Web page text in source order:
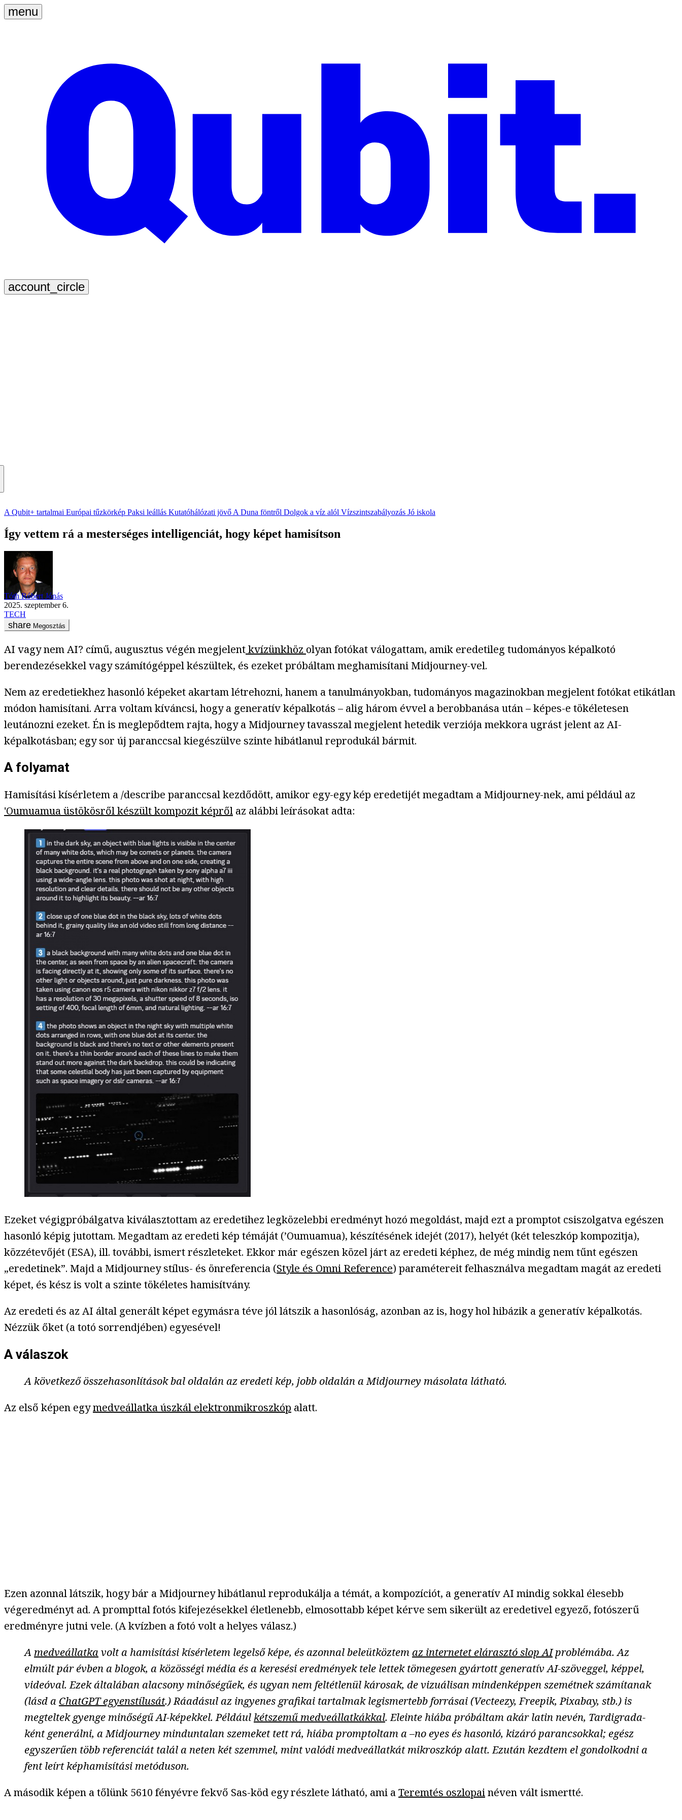
A Qubit+ tartalmai Európai tűzkörkép Paksi leállás Kutatóhálózati jövő A Duna föntről Dolgok a víz alól Vízszintszabályozás Jó iskola
Így vettem rá a mesterséges intelligenciát, hogy képet hamisítson
Tóth Róbert Jónás
2025. szeptember 6.
TECH
Megosztás
AI vagy nem AI? című, augusztus végén megjelentkvízünkhöz olyan fotókat válogattam, amik eredetileg tudományos képalkotó
berendezésekkel vagy számítógéppel készültek, és ezeket próbáltam meghamisítani Midjourney-vel.
Nem az eredetiekhez hasonló képeket akartam létrehozni, hanem a tanulmányokban, tudományos magazinokban megjelent fotókat etikátlan
módon hamisítani. Arra voltam kíváncsi, hogy a generatív képalkotás – alig három évvel a berobbanása után – képes-e tökéletesen
leutánozni ezeket. Én is meglepődtem rajta, hogy a Midjourney tavasszal megjelent hetedik verziója mekkora ugrást jelent az AI-
képalkotásban; egy sor új paranccsal kiegészülve szinte hibátlanul reprodukál bármit.
A folyamat
Hamisítási kísérletem a /describe paranccsal kezdődött, amikor egy-egy kép eredetijét megadtam a Midjourney-nek, ami például az
'Oumuamua üstökösről készült kompozit képről az alábbi leírásokat adta:
Ezeket végigpróbálgatva kiválasztottam az eredetihez legközelebbi eredményt hozó megoldást, majd ezt a promptot csiszolgatva egészen
hasonló képig jutottam. Megadtam az eredeti kép témáját (’Oumuamua), készítésének idejét (2017), helyét (két teleszkóp kompozitja),
közzétevőjét (ESA), ill. további, ismert részleteket. Ekkor már egészen közel járt az eredeti képhez, de még mindig nem tűnt egészen
„eredetinek”. Majd a Midjourney stílus- és önreferencia (Style és Omni Reference) paramétereit felhasználva megadtam magát az eredeti
képet, és kész is volt a szinte tökéletes hamisítvány.
Az eredeti és az AI által generált képet egymásra téve jól látszik a hasonlóság, azonban az is, hogy hol hibázik a generatív képalkotás.
Nézzük őket (a totó sorrendjében) egyesével!
A válaszok
A következő összehasonlítások bal oldalán az eredeti kép, jobb oldalán a Midjourney másolata látható.
Az első képen egymedveállatka úszkál elektronmikroszkóp alatt.
Ezen azonnal látszik, hogy bár a Midjourney hibátlanul reprodukálja a témát, a kompozíciót, a generatív AI mindig sokkal élesebb
végeredményt ad. A prompttal fotós kifejezésekkel életlenebb, elmosottabb képet kérve sem sikerült az eredetivel egyező, fotószerű
eredményre jutni vele. (A kvízben a fotó volt a helyes válasz.)
A medveállatkavolt a hamisítási kísérletem legelső képe, és azonnal beleütköztemaz internetet elárasztó slop AIproblémába. Az
elmúlt pár évben a blogok, a közösségi média és a keresési eredmények tele lettek tömegesen gyártott generatív AI-szöveggel, képpel,
videóval. Ezek általában alacsony minőségűek, és ugyan nem feltétlenül károsak, de vizuálisan mindenképpen szemétnek számítanak
(lásd a ChatGPT egyenstílusát.) Ráadásul az ingyenes grafikai tartalmak legismertebb forrásai (Vecteezy, Freepik, Pixabay, stb.) is
megteltek gyenge minőségű AI-képekkel. Például kétszemű medveállatkákkal. Eleinte hiába próbáltam akár latin nevén, Tardigrada-
ként generálni, a Midjourney minduntalan szemeket tett rá, hiába promptoltam a –no eyes és hasonló, kizáró parancsokkal; egész
egyszerűen több referenciát talál a neten két szemmel, mint valódi medveállatkát mikroszkóp alatt. Ezután kezdtem el gondolkodni a
fent leírt képhamisítási metóduson.
A második képen a tőlünk 5610 fényévre fekvő Sas-köd egy részlete látható, ami aTeremtés oszlopainéven vált ismertté.